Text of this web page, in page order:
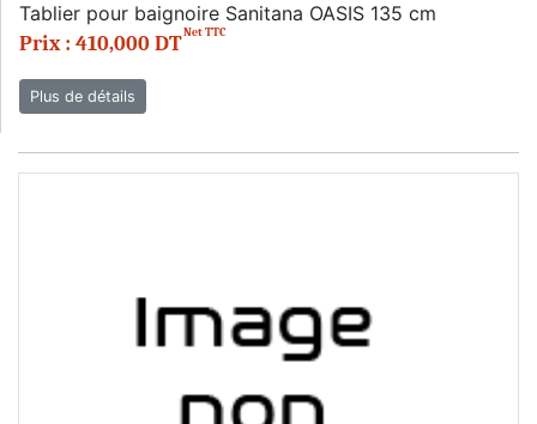
Tablier pour baignoire Sanitana OASIS 135 cm
Prix : 410,000 DTNet TTC
Plus de détails